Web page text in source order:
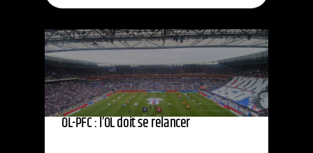
OL-PFC : l’OL doit se relancer